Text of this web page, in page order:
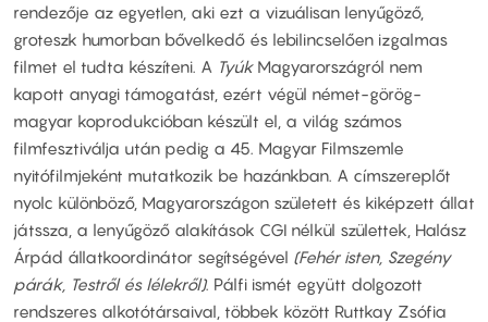
rendezője az egyetlen, aki ezt a vizuálisan lenyűgöző,
groteszk humorban bővelkedő és lebilincselően izgalmas
filmet el tudta készíteni. A TyúkMagyarországról nem
kapott anyagi támogatást, ezért végül német-görög-
magyar koprodukcióban készült el, a világ számos
filmfesztiválja után pedig a 45. Magyar Filmszemle
nyitófilmjeként mutatkozik be hazánkban. A címszereplőt
nyolc különböző, Magyarországon született és kiképzett állat
játssza, a lenyűgöző alakítások CGI nélkül születtek, Halász
Árpád állatkoordinátor segítségével (Fehér isten, Szegény
párák, Testről és lélekről). Pálfi ismét együtt dolgozott
rendszeres alkotótársaival, többek között Ruttkay Zsófia